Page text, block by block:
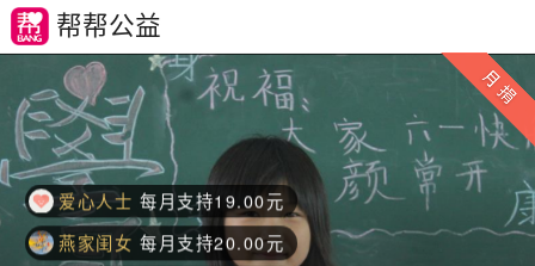
帮帮公益
爱心人士
爱心人士
每月支持19.00元
凉白开 每月支持19.00元
爱心人士 每月支持19.00元
燕家闺女 每月支持20.00元
爱心人士 每月支持99.00元